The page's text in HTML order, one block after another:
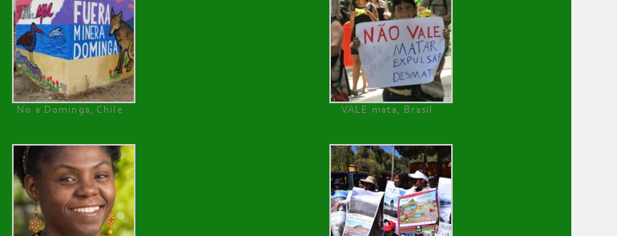
No a Dominga, Chile
VALE mata, Brasil